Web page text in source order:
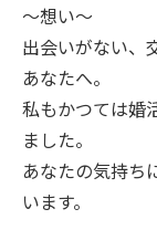
～想い～
出会いがない、
あなたへ。
私もかつては婚
ました。
あなたの気持ち
います。